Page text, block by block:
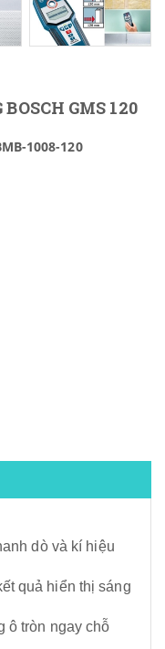
GMS 120
1008-120
dò và kí hiệu
quả hiển thị sáng
ô tròn ngay chỗ